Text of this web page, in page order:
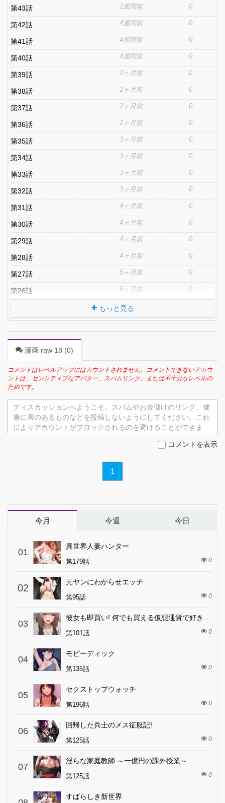
第43話 2週間前 0
第42話 4週間前 0
第41話 4週間前 0
第40話 4週間前 0
第39話 2ヶ月前 0
第38話 2ヶ月前 0
第37話 2ヶ月前 0
第36話 2ヶ月前 0
第35話 3ヶ月前 0
第34話 3ヶ月前 0
第33話 3ヶ月前 0
第32話 3ヶ月前 0
第31話 4ヶ月前 0
第30話 4ヶ月前 0
第29話 4ヶ月前 0
第28話 4ヶ月前 0
第27話 5ヶ月前 0
第26話 5ヶ月前 0
もっと見る
漫画 raw 18 (0)
コメントはレベルアップにはカウントされません。コメントできないアカウ
ントは、センシティブなアバター、スパムリンク、または不十分なレベルの
ためです。
ディスカッションへようこそ。スパムやお金儲けのリンク、健
康に害のあるものなどを投稿しないようにしてください。これ
によりアカウントがブロックされるのを避けることができま
コメントを表示
1
今月 今週 今日
01
異世界人妻ハンター
第179話 0
02
元ヤンにわからせエッチ
第95話 0
03
第101話 0
04
モビーディック
第135話 0
05
セクストップウォッチ
第196話 0
06
回帰した兵士のメス征服記!
第125話 0
07
淫らな家庭教師 ～一億円の課外授業～
第125話 0
すばらしき新世界